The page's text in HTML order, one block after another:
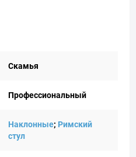
Скамья
Профессиональный
Наклонные; Римский
стул